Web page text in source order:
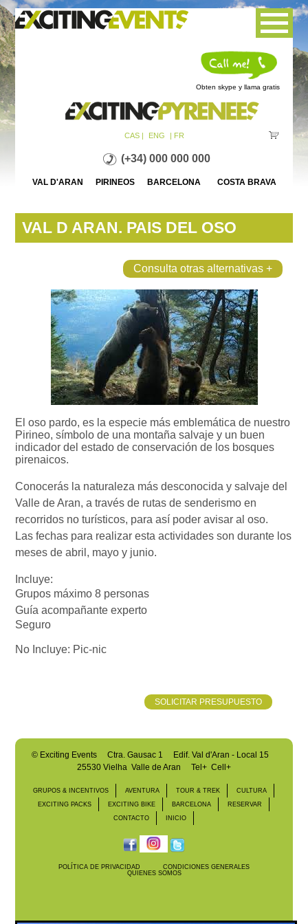
Jump to navigation
Obten skype y llama gratis
CAS | ENG | FR
(+34) 000 000 000
VAL D'ARAN PIRINEOS BARCELONA COSTA BRAVA
VAL D ARAN. PAIS DEL OSO
Consulta otras alternativas +
El oso pardo, es la especie más emblemática de nuestro
Pirineo, símbolo de una montaña salvaje y un buen
indicador del estado de conservación de los bosques
pirenaicos.
Conocerás la naturaleza más desconocida y salvaje del
Valle de Aran, a través de rutas de senderismo en
recorridos no turísticos, para así poder avisar al oso.
Las fechas para realizar esta actividades son durante los
meses de abril, mayo y junio.
Incluye:
Grupos máximo 8 personas
Guía acompañante experto
Seguro
No Incluye: Pic-nic
SOLICITAR PRESUPUESTO
©Exciting Events Ctra. Gausac 1 Edif. Val d'Aran - Local 15
25530 Vielha Valle de Aran
Tel+ Cell+
GRUPOS & INCENTIVOS AVENTURA TOUR & TREK
CULTURA
EXCITING PACKS
EXCITING BIKE BARCELONA
RESERVAR
CONTACTO
INICIO
POLÍTICA DE PRIVACIDAD
CONDICIONES GENERALES
QUIENES SOMOS